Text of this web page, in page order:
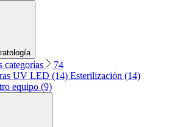
categorías
74
UV LED (14) Esterilización (14)
equipo (9)